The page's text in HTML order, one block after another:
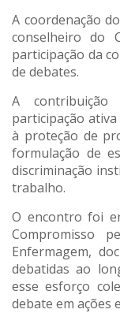
A coordenação
conselheiro do
participação da
de debates.
A
participação
à proteção de
formulação de
discriminação
trabalho.
O encontro foi
Compromisso
Enfermagem,
debatidas ao
esse esforço
debate em ações